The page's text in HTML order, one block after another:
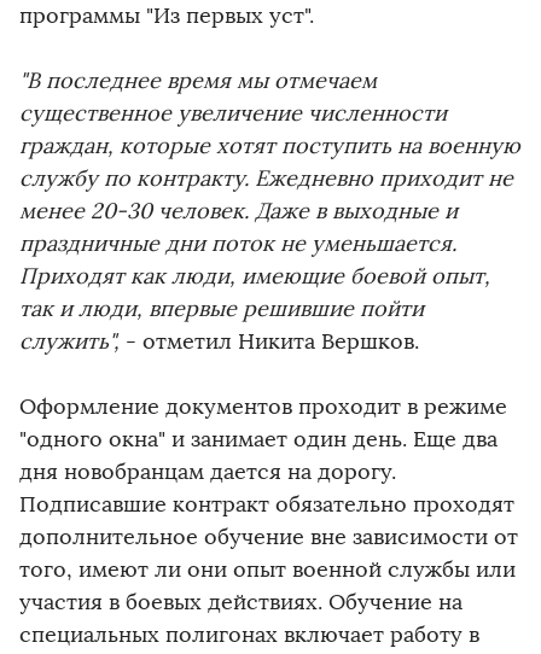
программы "Из первых уст".
"В последнее время мы отмечаем
существенное увеличение численности
граждан, которые хотят поступить на военную
службу по контракту. Ежедневно приходит не
менее 20-30 человек. Даже в выходные и
праздничные дни поток не уменьшается.
Приходят как люди, имеющие боевой опыт,
так и люди, впервые решившие пойти
служить", - отметил Никита Вершков.
Оформление документов проходит в режиме
"одного окна" и занимает один день. Еще два
дня новобранцам дается на дорогу.
Подписавшие контракт обязательно проходят
дополнительное обучение вне зависимости от
того, имеют ли они опыт военной службы или
участия в боевых действиях. Обучение на
специальных полигонах включает работу в